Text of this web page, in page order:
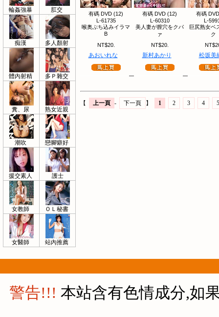
輪姦強暴 肛交
痴漢 多人顏射
體內射精 多Ｐ雜交
糞、尿 熟女近親
潮吹 戀腳癖好
援交素人 護士
女教師 ＯＬ秘書
女醫師 站內推薦
有碼 DVD (12)
L-61735
喉奥ぶち込みイラマ
B
NT$20.
あおいれな
有碼 DVD (12)
L-60310
美人妻が膣穴をクパ
ァ
NT$20.
新村あかり
有碼
L-
巨尻熟女ベ
ク
松坂美
【 上一頁 - 下一頁 】 1 2 3 4 5
警告!!! 本站含有色情成分,如